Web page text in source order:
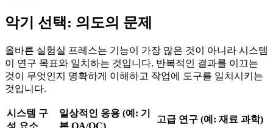
악기 선택: 의도의 문제
올바른 실험실 프레스는 기능이 가장 많은 것이 아니라 시스템
이 연구 목표와 일치하는 것입니다. 반복적인 결과를 이끄는
것이 무엇인지 명확하게 이해하고 작업에 도구를 일치시키는
것입니다.
시스템 구
일상적인 응용 (예: 기
고급 연구 (예: 재료 과학)